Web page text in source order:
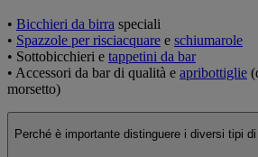
• Bicchieri da birra speciali
• Spazzole per risciacquare e schiumarole
• Sottobicchieri e tappetini da bar
• Accessori da bar di qualità e apribottiglie
morsetto)
Perché è importante distinguere i diversi tipi